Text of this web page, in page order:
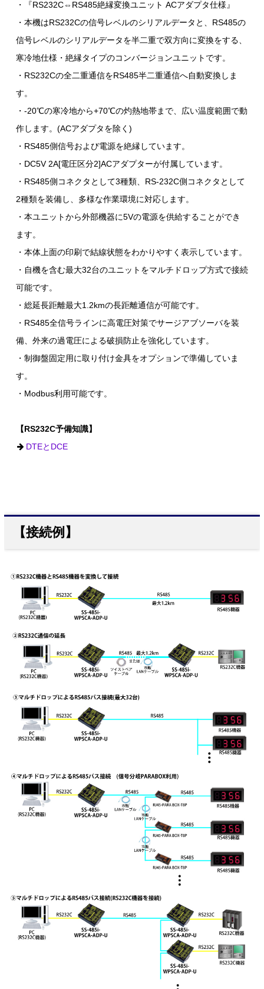
・『RS232C⇔RS485絶縁変換ユニット ACアダプタ仕様』
・本機はRS232Cの信号レベルのシリアルデータと、RS485の
信号レベルのシリアルデータを半二重で双方向に変換をする、
寒冷地仕様・絶縁タイプのコンバージョンユニットです。
・RS232Cの全二重通信をRS485半二重通信へ自動変換しま
す。
・-20℃の寒冷地から+70℃の灼熱地帯まで、広い温度範囲で動
作します。(ACアダプタを除く)
・RS485側信号および電源を絶縁しています。
・DC5V 2A[電圧区分2]ACアダプターが付属しています。
・RS485側コネクタとして3種類、RS-232C側コネクタとして
2種類を装備し、多様な作業環境に対応します。
・本ユニットから外部機器に5Vの電源を供給することができ
ます。
・本体上面の印刷で結線状態をわかりやすく表示しています。
・自機を含む最大32台のユニットをマルチドロップ方式で接続
可能です。
・総延長距離最大1.2kmの長距離通信が可能です。
・RS485全信号ラインに高電圧対策でサージアブソーバを装
備、外来の過電圧による破損防止を強化しています。
・制御盤固定用に取り付け金具をオプションで準備していま
す。
・Modbus利用可能です。
【RS232C予備知識】
DTEとDCE
【接続例】